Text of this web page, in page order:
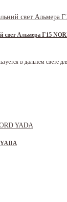
свет Альмера Г15
в дальнем свете